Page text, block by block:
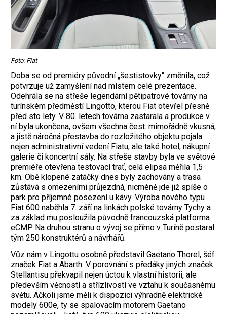
Foto: Fiat
Doba se od premiéry původní „šestistovky“ změnila, což
potvrzuje už zamyšlení nad místem celé prezentace.
Odehrála se na střeše legendární pětipatrové továrny na
turínském předměstí Lingotto, kterou Fiat otevřel přesně
před sto lety. V 80. letech továrna zastarala a produkce v
ní byla ukončena, ovšem všechna čest: mimořádně vkusná,
a jistě náročná přestavba do rozložitého objektu pojala
nejen administrativní vedení Fiatu, ale také hotel, nákupní
galerie či koncertní sály. Na střeše stavby byla ve světové
premiéře otevřena testovací trať, celá elipsa měřila 1,5
km. Obě klopené zatáčky dnes byly zachovány a trasa
zůstává s omezeními průjezdná, nicméně jde již spíše o
park pro příjemné posezení u kávy. Výroba nového typu
Fiat 600 naběhla 7. září na linkách polské továrny Tychy a
za základ mu posloužila původně francouzská platforma
eCMP. Na druhou stranu o vývoj se přímo v Turíně postaral
tým 250 konstruktérů a návrhářů.
Vůz nám v Lingottu osobně představil Gaetano Thorel, šéf
značek Fiat a Abarth. V porovnání s předáky jiných značek
Stellantisu překvapil nejen úctou k vlastní historii, ale
především věcností a střízlivostí ve vztahu k současnému
světu. Ačkoli jsme měli k dispozici výhradně elektrické
modely 600e, ty se spalovacím motorem Gaetano